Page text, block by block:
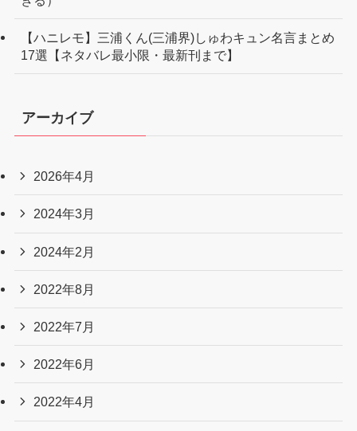
【ハニレモ】三浦くん(三浦界)しゅわキュン名言まとめ
17選【ネタバレ最小限・最新刊まで】
アーカイブ
2026年4月
2024年3月
2024年2月
2022年8月
2022年7月
2022年6月
2022年4月